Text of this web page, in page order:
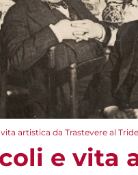
artistica da Trastevere al
e vita